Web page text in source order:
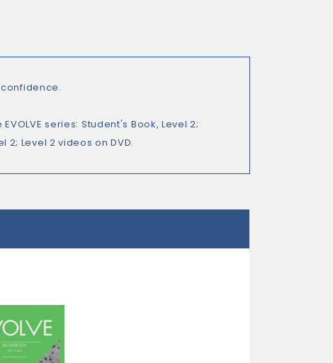
series: Student's Book, Level 2;
Level 2 videos on DVD.